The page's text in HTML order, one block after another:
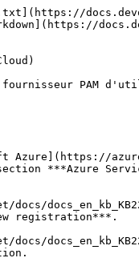
PAM
***Azure
registration***.